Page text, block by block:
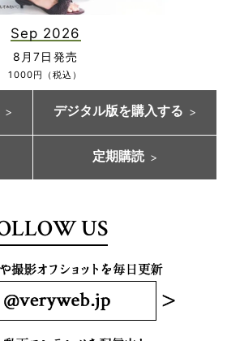
Sep 2026
8月7日発売
1000円（税込）
デジタル版を購入する
定期購読
US